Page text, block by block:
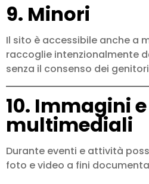
9. Minori
Il sito è accessibile anche a
raccoglie intenzionalmente
senza il consenso dei
10. Immagini
multimediali
Durante eventi e attività
foto e video a fini